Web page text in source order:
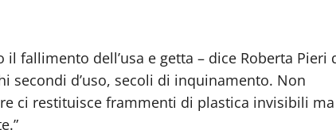
fallimento dell’usa e getta – dice Roberta Pieri
secondi d’uso, secoli di inquinamento. Non
ci restituisce frammenti di plastica invisibili ma